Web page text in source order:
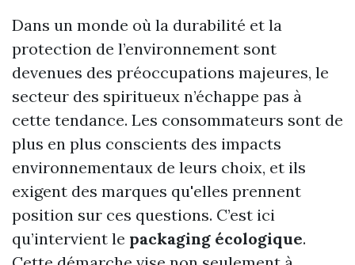
Dans un monde où la durabilité et la
protection de l’environnement sont
devenues des préoccupations majeures, le
secteur des spiritueux n’échappe pas à
cette tendance. Les consommateurs sont de
plus en plus conscients des impacts
environnementaux de leurs choix, et ils
exigent des marques qu'elles prennent
position sur ces questions. C’est ici
qu’intervient le packaging écologique.